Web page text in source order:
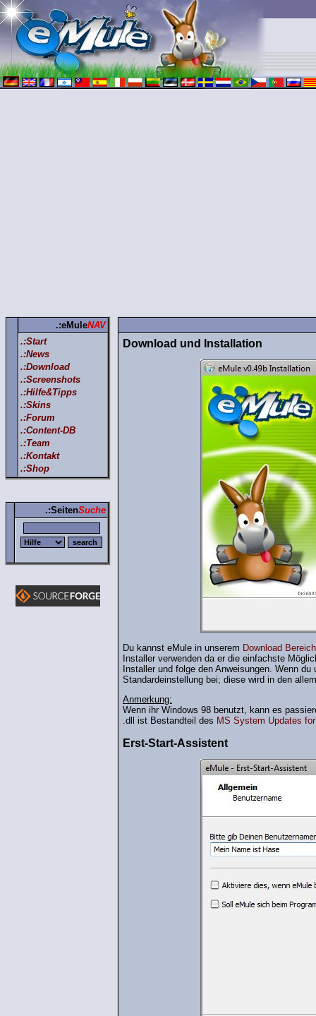
.:eMuleNAV
.:Start
.:News
.:Download
.:Screenshots
.:Hilfe&Tipps
.:Skins
.:Forum
.:Content-DB
.:Team
.:Kontakt
.:Shop
.:SeitenSuche
Download und Installation
Du kannst eMule in unserem Download Bereich
Installer verwenden da er die einfachste
Installer und folge den Anweisungen. Wenn
Standardeinstellung bei; diese wird in den
Anmerkung:
Wenn ihr Windows 98 benutzt, kann es
.dll ist Bestandteil des MS System Updates
Erst-Start-Assistent